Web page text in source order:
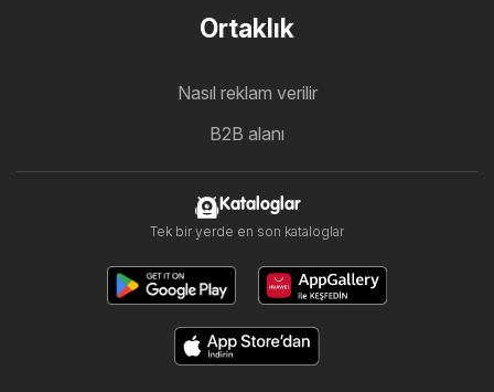
Ortaklık
Nasıl reklam verilir
B2B alanı
Kataloglar
Tek bir yerde en son kataloglar